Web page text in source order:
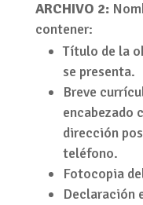
ARCHIVO 2:
contener:
Título de la
se presenta.
Breve
encabezado
dirección
teléfono.
Fotocopia
Declaración